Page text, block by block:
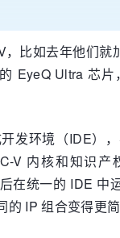
比如去年他们
EyeQ Ultra 芯
发环境（IDE）
V 内核和知识
在统一的 IDE 中
的 IP 组合变得更